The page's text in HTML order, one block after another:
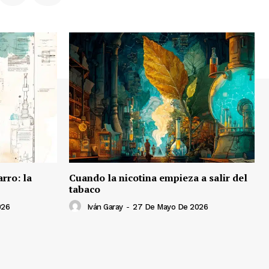
la
Cuando la nicotina empieza a salir del
tabaco
Iván Garay - 27 De Mayo De 2026